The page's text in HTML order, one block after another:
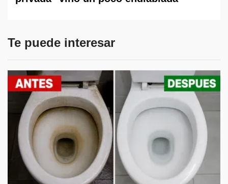
Te puede interesar